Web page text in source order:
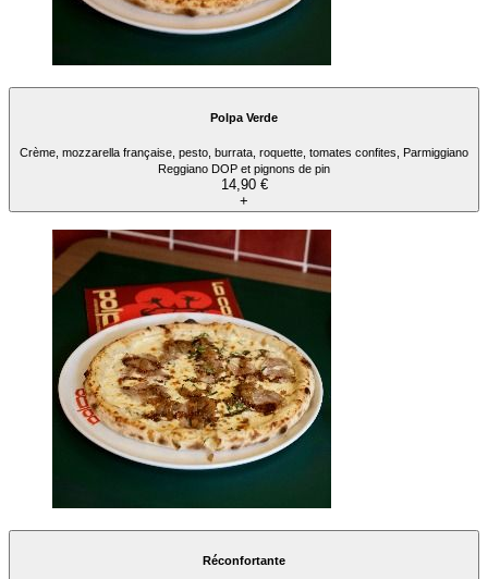
Polpa Verde
Crème, mozzarella française, pesto, burrata, roquette, tomates confites, Parmiggiano
Reggiano DOP et pignons de pin
14,90 €
+
Réconfortante